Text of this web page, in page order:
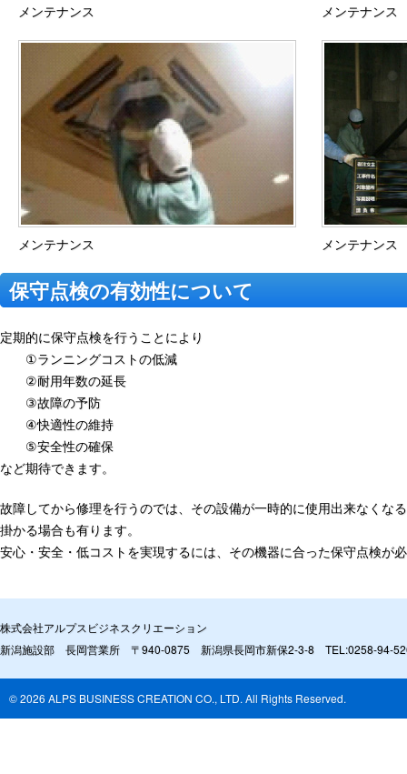
メンテナンス メンテナンス
メンテナンス メンテナンス
保守点検の有効性について
定期的に保守点検を行うことにより
①ランニングコストの低減
②耐用年数の延長
③故障の予防
④快適性の維持
⑤安全性の確保
など期待できます。
故障してから修理を行うのでは、その設備が一時的に使用出来なくな
掛かる場合も有ります。
安心・安全・低コストを実現するには、その機器に合った保守点検が
株式会社アルプスビジネスクリエーション
新潟施設部 長岡営業所 〒940-0875 新潟県長岡市新保2-3-8 TEL:0258-94-
© 2026 ALPS BUSINESS CREATION CO., LTD. All Rights Reserved.